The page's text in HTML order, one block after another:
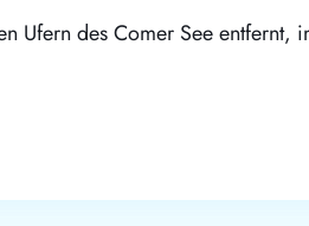
Ufern des Comer See entfernt,